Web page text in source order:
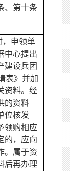
、第十条
申领单
中心提出
建设兵团
表》并加
资料。经
的资料
位核发
领购相应
的，应向
。属于资
后再办理